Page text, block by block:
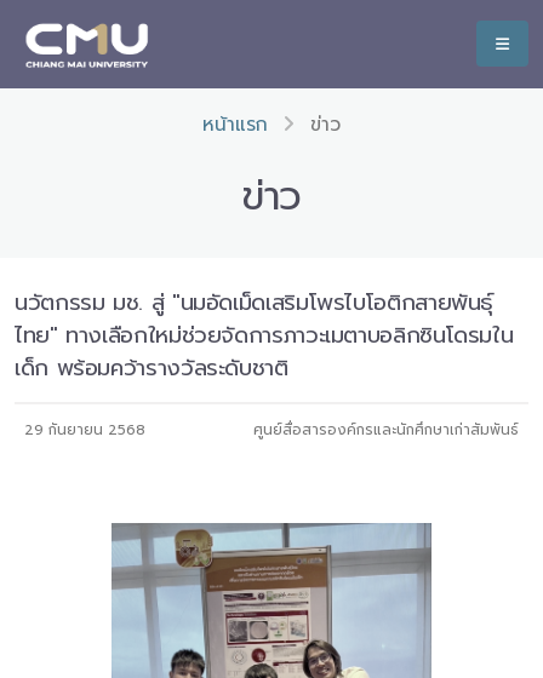
หน้าแรก ข่าว
ข่าว
นวัตกรรม มช. สู่ "นมอัดเม็ดเสริมโพรไบโอติกสายพันธุ์
ไทย" ทางเลือกใหม่ช่วยจัดการภาวะเมตาบอลิกซินโดรมใน
เด็ก พร้อมคว้ารางวัลระดับชาติ
29 กันยายน 2568 ศูนย์สื่อสารองค์กรและนักศึกษาเก่าสัมพันธ์